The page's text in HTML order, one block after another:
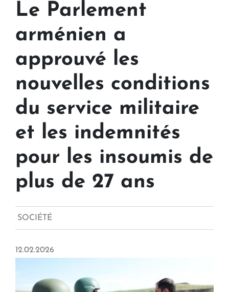
Le Parlement
arménien a
approuvé les
nouvelles conditions
du service militaire
et les indemnités
pour les insoumis de
plus de 27 ans
SOCIÉTÉ
12.02.2026